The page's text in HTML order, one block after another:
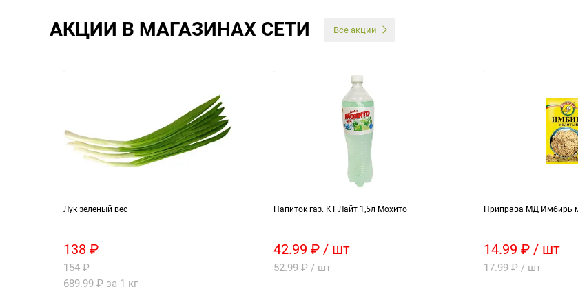
АКЦИИ В МАГАЗИНАХ СЕТИ Все акции
Лук зеленый вес
138 ₽
154 ₽
689.99 ₽ за 1 кг
Напиток газ. КТ Лайт 1,5л Мохито
42.99 ₽ / шт
52.99 ₽ / шт
Приправа МД Имбирь
14.99 ₽ / шт
17.99 ₽ / шт